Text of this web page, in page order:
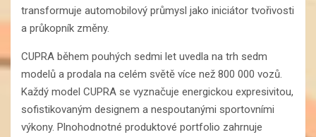
transformuje automobilový průmysl jako iniciátor tvořivosti
a průkopník změny.
CUPRA během pouhých sedmi let uvedla na trh sedm
modelů a prodala na celém světě více než 800 000 vozů.
Každý model CUPRA se vyznačuje energickou expresivitou,
sofistikovaným designem a nespoutanými sportovními
výkony. Plnohodnotné produktové portfolio zahrnuje